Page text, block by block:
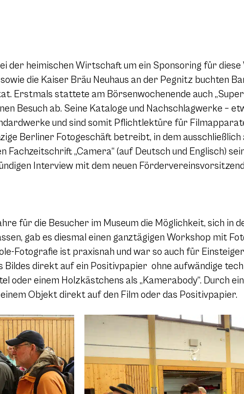
der heimischen Wirtschaft um ein Sponsoring für diese
die Kaiser Bräu Neuhaus an der Pegnitz buchten
Erstmals stattete am Börsenwochenende auch
Besuch ab. Seine Kataloge und Nachschlagwerke –
und sind somit Pflichtlektüre für
Berliner Fotogeschäft betreibt, in dem
„Camera“ (auf Deutsch und Englisch)
Interview mit dem neuen
für die Besucher im Museum die Möglichkeit, sich in
gab es diesmal einen ganztägigen Workshop mit
Fotografie ist praxisnah und war so auch für
Bildes direkt auf ein Positivpapier ohne aufwändige
einem Holzkästchens als „Kamerabody“. Durch
Objekt direkt auf den Film oder das Positivpapier.